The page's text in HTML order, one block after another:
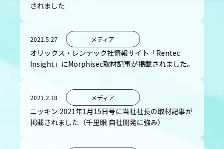
されました
2021.5.27 メディア
オリックス・レンテック社情報サイト「Rentec
Insight」にMorphisec取材記事が掲載されました。
2021.2.18 メディア
ニッキン 2021年1月15日号に当社社長の取材記事が
掲載されました（千里眼 自社開発に強み）